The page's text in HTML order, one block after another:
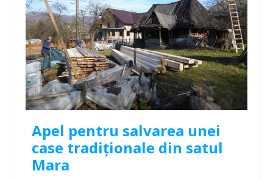
Apel pentru salvarea unei
case tradiționale din satul
Mara